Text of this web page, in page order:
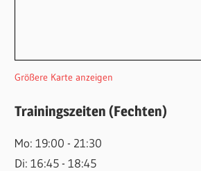
Größere Karte anzeigen
Trainingszeiten (Fechten)
Mo: 19:00 - 21:30
Di: 16:45 - 18:45